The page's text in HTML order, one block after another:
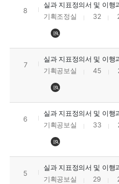
8
실과 지표정의서 및 이행
기획조정실
32
7
실과 지표정의서 및 이행
기획공보실
45
6
실과 지표정의서 및 이행
기획공보실
33
5
실과 지표정의서 및 이행
기획공보실
29